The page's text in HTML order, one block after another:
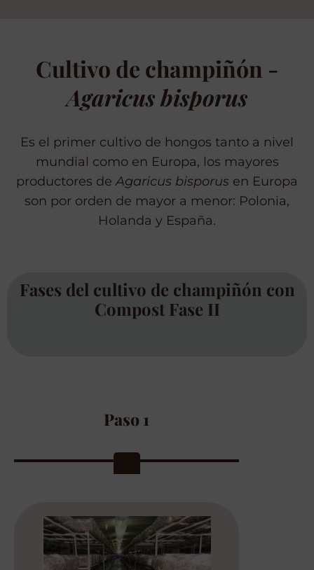
Cultivo de champiñón -
Agaricus bisporus
Es el primer cultivo de hongos tanto a nivel
mundial como en Europa, los mayores
productores deAgaricus bisporus en Europa
son por orden de mayor a menor: Polonia,
Holanda y España.
Fases del cultivo de champiñón con
Compost Fase II
Paso 1